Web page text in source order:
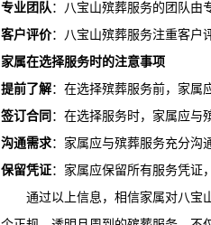
专业团队： 八宝山殡葬服务的团队由
客户评价： 八宝山殡葬服务注重客户
家属在选择服务时的注意事项
提前了解：在选择殡葬服务前，家属
签订合同 ：在选择服务时，家属应与
沟通需求：家属应与殡葬服务充分沟
保留凭证：家属应保留所有服务凭证
通过以上信息，相信家属对八宝